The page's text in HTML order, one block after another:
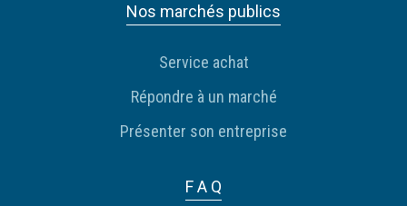
Nos marchés publics
Service achat
Répondre à un marché
Présenter son entreprise
F A Q